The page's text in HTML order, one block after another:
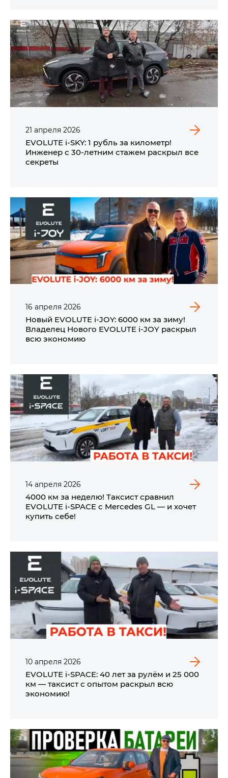
21 апреля 2026
EVOLUTE i‑SKY: 1 рубль за километр!
Инженер с 30-летним стажем раскрыл все
секреты
16 апреля 2026
Новый EVOLUTE i‑JOY: 6000 км за зиму!
Владелец Нового EVOLUTE i‑JOY раскрыл
всю экономию
14 апреля 2026
4000 км за неделю! Таксист сравнил
EVOLUTE i‑SPACE с Mercedes GL — и хочет
купить себе!
10 апреля 2026
EVOLUTE i‑SPACE: 40 лет за рулём и 25 000
км — таксист с опытом раскрыл всю
экономию!